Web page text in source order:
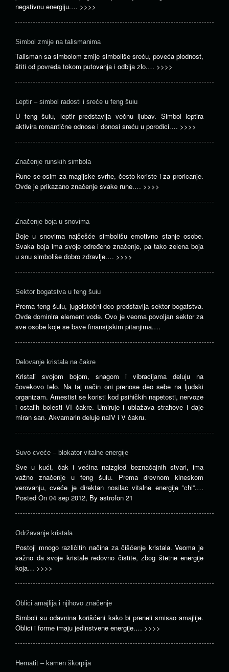
negativnu energiju.… >>>>
Simbol zmije na talismanima
Talisman sa simbolom zmije simboliše sreću, poveća plodnost,
štiti od povreda tokom putovanja i odbija zlo.… >>>>
Leptir – simbol radosti i sreće u feng šuiu
U feng šuiu, leptir predstavlja večnu ljubav. Simbol leptira
aktivira romantične odnose i donosi sreću u porodici.… >>>>
Značenje runskih simbola
Rune se osim za magijske svrhe, često koriste i za proricanje.
Ovde je prikazano značenje svake rune.… >>>>
Značenje boja u snovima
Boje u snovima najčešće simbolišu emotivno stanje osobe.
Svaka boja ima svoje određeno značenje, pa tako zelena boja
u snu simboliše dobro zdravlje.… >>>>
Sektor bogatstva u feng šuiu
Prema feng šuiu, jugoistočni deo predstavlja sektor bogatstva.
Ovde dominira element vode. Ovo je veoma povoljan sektor za
sve osobe koje se bave finansijskim pitanjima.…
Delovanje kristala na čakre
Kristali svojom bojom, snagom i vibracijama deluju na
čovekovo telo. Na taj način oni prenose deo sebe na ljudski
organizam. Amestist se koristi kod psihičkih napetosti, nervoze
i ostalih bolesti VI čakre. Umiruje i ublažava strahove i daje
miran san. Akvamarin deluje naIV i V čakru.
Suvo cveće – blokator vitalne energije
Sve u kući, čak i većina naizgled beznačajnih stvari, ima
važno značenje u feng šuiu. Prema drevnom kineskom
verovanju, cveće je direktan nosilac vitalne energije ”chi”.…
Posted On 04 sep 2012, By astrofon 21
Održavanje kristala
Postoji mnogo različitih načina za čišćenje kristala. Veoma je
važno da svoje kristale redovno čistite, zbog štetne energije
koja… >>>>
Oblici amajlija i njihovo značenje
Simboli su odavnina korišćeni kako bi preneli smisao amajlije.
Oblici i forme imaju jedinstvene energije.… >>>>
Hematit – kamen škorpija